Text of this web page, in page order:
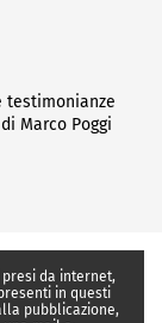
testimonianze
Marco Poggi
da internet,
in questi
pubblicazione,